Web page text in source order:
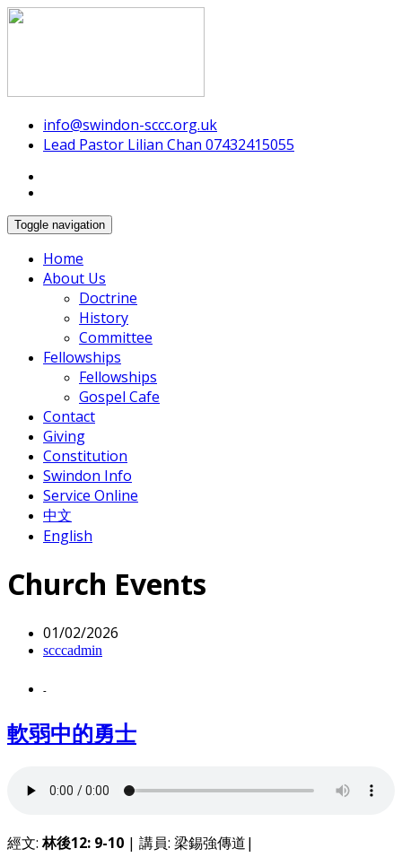
Swindon Chinese Christian Church
info@swindon-sccc.org.uk
Lead Pastor Lilian Chan 07432415055
Toggle navigation
Home
About Us
Doctrine
History
Committee
Fellowships
Fellowships
Gospel Cafe
Contact
Giving
Constitution
Swindon Info
Service Online
中文
English
Church Events
01/02/2026
scccadmin
-
軟弱中的勇士
經文:林後12: 9-10 | 講員: 梁錫強傳道|